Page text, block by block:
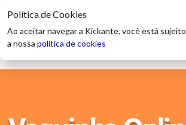
Política de Cookies
Ao aceitar navegar a Kickante, você está sujeito
a nossa política de cookies